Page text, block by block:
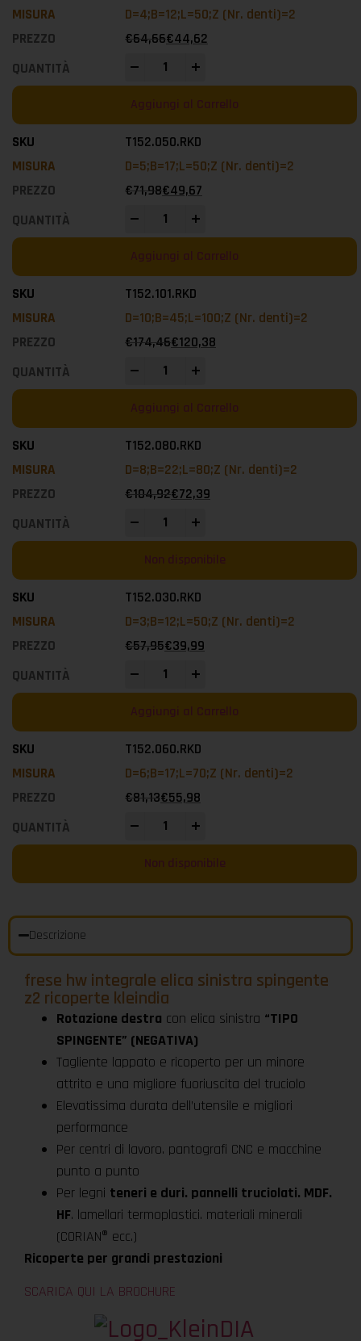
D=4;B=12;L=50;Z (Nr. denti)=2
€64,66€44,62
Aggiungi al Carrello
T152.050.RKD
D=5;B=17;L=50;Z (Nr. denti)=2
€71,98€49,67
Aggiungi al Carrello
T152.101.RKD
D=10;B=45;L=100;Z (Nr. denti)=2
€174,46€120,38
Aggiungi al Carrello
T152.080.RKD
D=8;B=22;L=80;Z (Nr. denti)=2
€104,92€72,39
Non disponibile
T152.030.RKD
D=3;B=12;L=50;Z (Nr. denti)=2
€57,95€39,99
Aggiungi al Carrello
T152.060.RKD
D=6;B=17;L=70;Z (Nr. denti)=2
€81,13€55,98
Non disponibile
Descrizione
frese hw integrale elica sinistra spingente
z2 ricoperte kleindia
Rotazione destra con elica sinistra “TIPO
SPINGENTE” (NEGATIVA)
Tagliente lappato e ricoperto per un minore
attrito e una migliore fuoriuscita del truciolo
Elevatissima durata dell’utensile e migliori
performance
Per centri di lavoro. pantografi CNC e macchine
punto a punto
Per legni teneri e duri. pannelli truciolati. MDF.
HF. lamellari termoplastici. materiali minerali
(CORIAN® ecc.)
Ricoperte per grandi prestazioni
SCARICA QUI LA BROCHURE